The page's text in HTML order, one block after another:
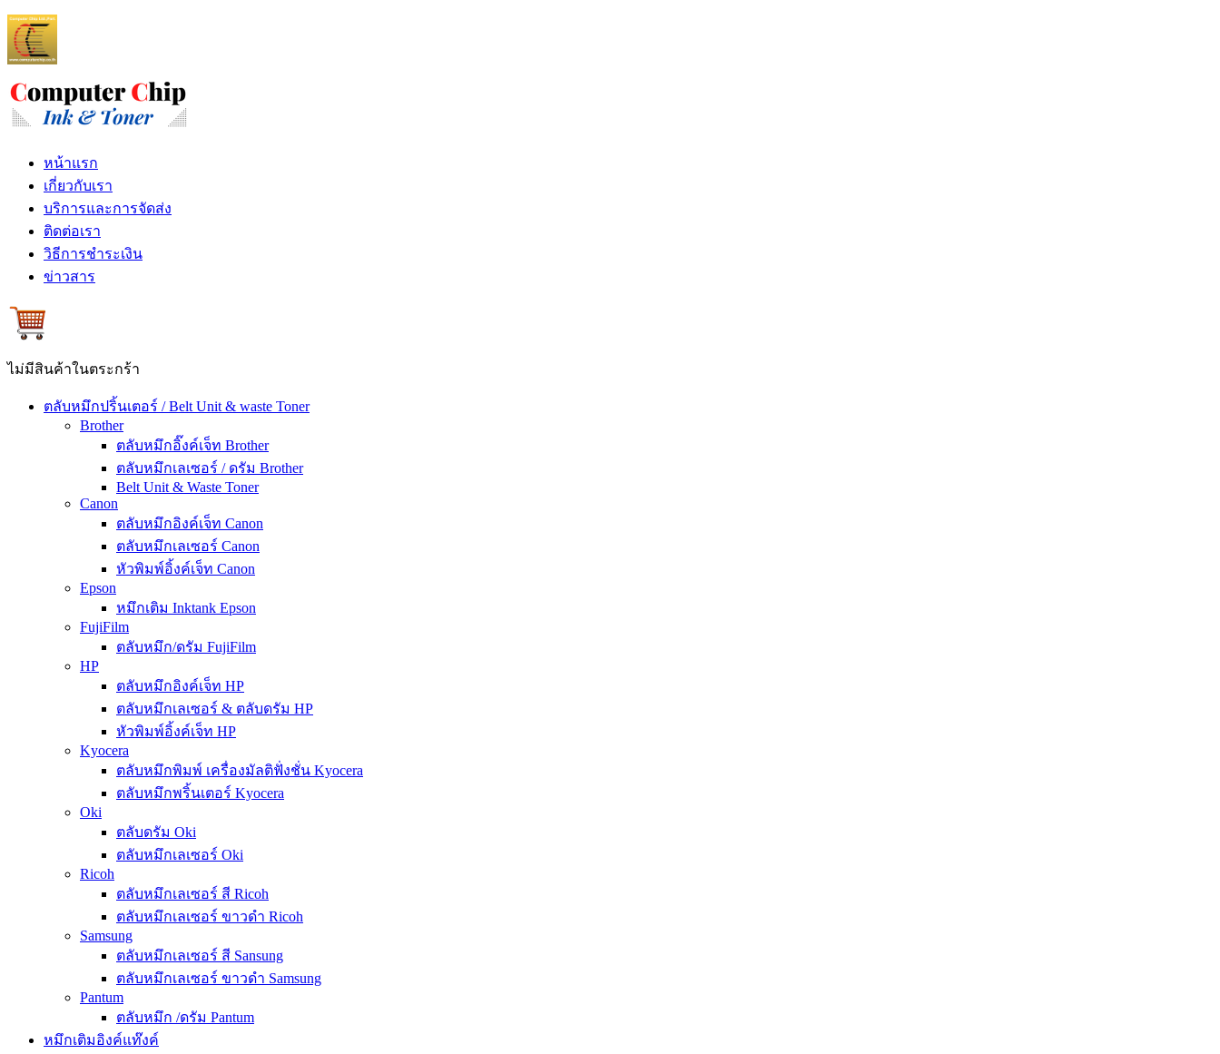
หน้าแรก
เกี่ยวกับเรา
บริการและการจัดส่ง
ติดต่อเรา
วิธีการชำระเงิน
ข่าวสาร
ไม่มีสินค้าในตระกร้า
ตลับหมึกปริ้นเตอร์ / Belt Unit & waste Toner
Brother
ตลับหมึกอิ๊งค์เจ็ท Brother
ตลับหมึกเลเซอร์ / ดรัม Brother
Belt Unit & Waste Toner
Canon
ตลับหมึกอิงค์เจ็ท Canon
ตลับหมึกเลเซอร์ Canon
หัวพิมพ์อิ้งค์เจ็ท Canon
Epson
หมึกเติม Inktank Epson
FujiFilm
ตลับหมึก/ดรัม FujiFilm
HP
ตลับหมึกอิงค์เจ็ท HP
ตลับหมึกเลเซอร์ & ตลับดรัม HP
หัวพิมพ์อิ้งค์เจ็ท HP
Kyocera
ตลับหมึกพิมพ์ เครื่องมัลติฟั่งชั่น Kyocera
ตลับหมึกพริ้นเตอร์ Kyocera
Oki
ตลับดรัม Oki
ตลับหมึกเลเซอร์ Oki
Ricoh
ตลับหมึกเลเซอร์ สี Ricoh
ตลับหมึกเลเซอร์ ขาวดำ Ricoh
Samsung
ตลับหมึกเลเซอร์ สี Sansung
ตลับหมึกเลเซอร์ ขาวดำ Samsung
Pantum
ตลับหมึก /ดรัม Pantum
หมึกเติมอิงค์แท๊งค์